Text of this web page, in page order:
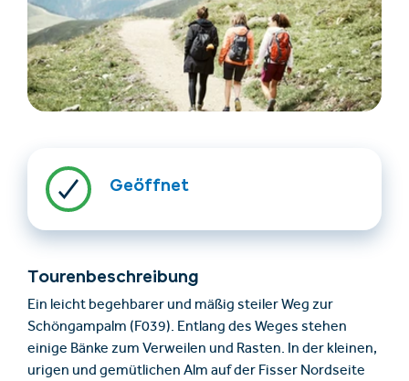
Unterkünfte finden
+43/5476/6239
info@serfaus-fiss-ladis.at
Geöffnet
Tourenbeschreibung
Ein leicht begehbarer und mäßig steiler Weg zur
Schöngampalm (F039). Entlang des Weges stehen
einige Bänke zum Verweilen und Rasten. In der kleinen,
urigen und gemütlichen Alm auf der Fisser Nordseite